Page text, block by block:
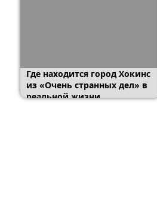
Где находится город Хокинс
из «Очень странных дел» в
реальной жизни